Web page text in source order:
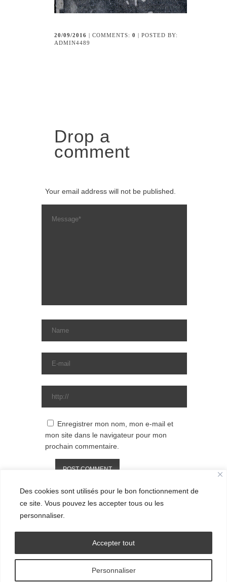
Des cookies sont utilisés pour le bon fonctionnement de
ce site. Vous pouvez les accepter tous ou les
personnaliser.
Personnaliser
Accepter tout
20/09/2016 | COMMENTS: 0 | POSTED BY:
ADMIN4489
Drop a
comment
Your email address will not be published.
Enregistrer mon nom, mon e-mail et
mon site dans le navigateur pour mon
prochain commentaire.